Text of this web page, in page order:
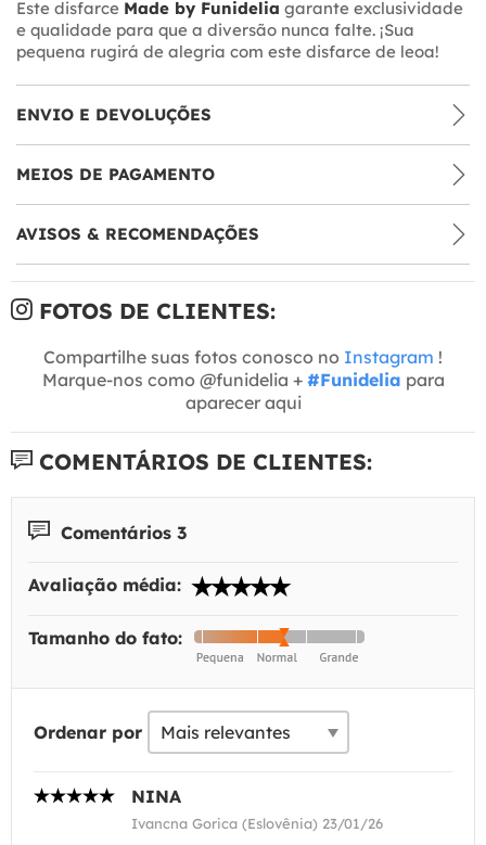
Este disfarce Made by Funidelia garante exclusividade
e qualidade para que a diversão nunca falte. ¡Sua
pequena rugirá de alegria com este disfarce de leoa!
ENVIO E DEVOLUÇÕES
MEIOS DE PAGAMENTO
AVISOS & RECOMENDAÇÕES
FOTOS DE CLIENTES:
Compartilhe suas fotos conosco no Instagram !
Marque-nos como @funidelia + #Funidelia para
aparecer aqui
COMENTÁRIOS DE CLIENTES:
Comentários 3
Avaliação média:
Tamanho do fato:
Ordenar por
NINA
Ivancna Gorica (Eslovênia) 23/01/26